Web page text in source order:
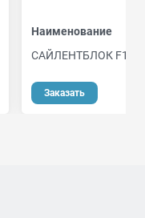
Наименование
САЙЛЕНТБЛОК F151-
Заказать